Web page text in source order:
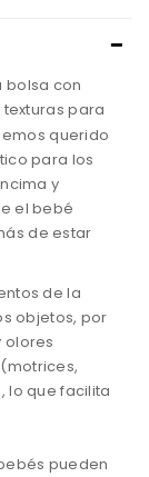
bolsa con
para
querido
para los
y
el bebé
de estar
de la
objetos, por
olores
lo que facilita
pueden